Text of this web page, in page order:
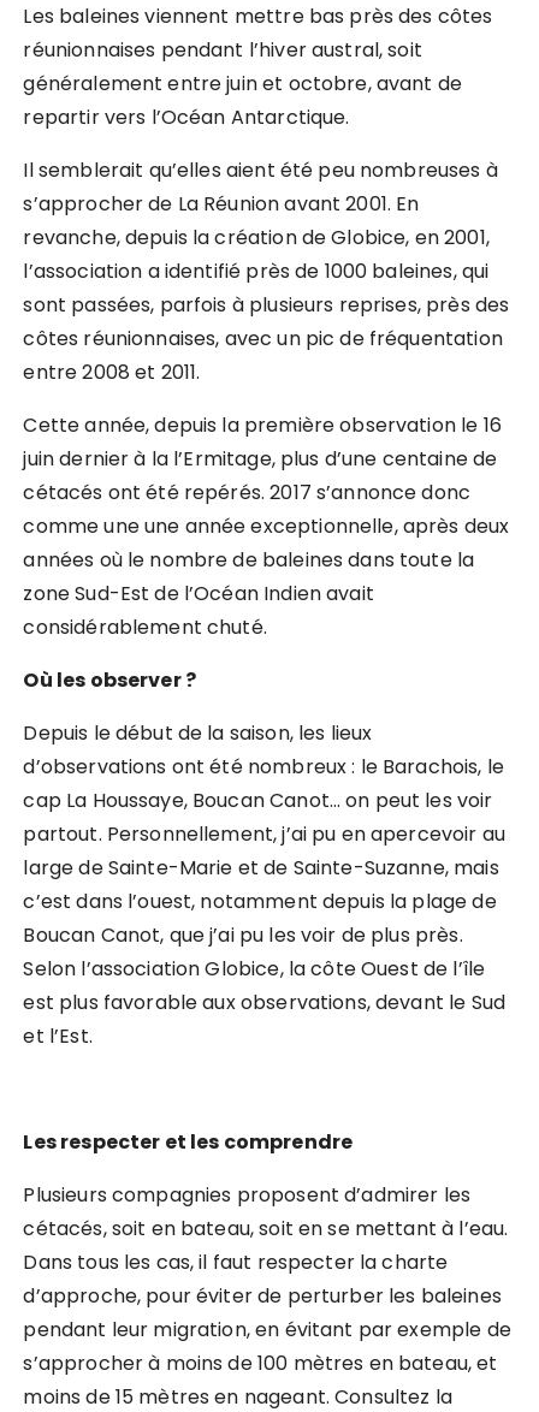
Les baleines viennent mettre bas près des côtes
réunionnaises pendant l’hiver austral, soit
généralement entre juin et octobre, avant de
repartir vers l’Océan Antarctique.
Il semblerait qu’elles aient été peu nombreuses à
s’approcher de La Réunion avant 2001. En
revanche, depuis la création de Globice, en 2001,
l’association a identifié près de 1000 baleines, qui
sont passées, parfois à plusieurs reprises, près des
côtes réunionnaises, avec un pic de fréquentation
entre 2008 et 2011.
Cette année, depuis la première observation le 16
juin dernier à la l’Ermitage, plus d’une centaine de
cétacés ont été repérés. 2017 s’annonce donc
comme une une année exceptionnelle, après deux
années où le nombre de baleines dans toute la
zone Sud-Est de l’Océan Indien avait
considérablement chuté.
Où les observer ?
Depuis le début de la saison, les lieux
d’observations ont été nombreux : le Barachois, le
cap La Houssaye, Boucan Canot… on peut les voir
partout. Personnellement, j’ai pu en apercevoir au
large de Sainte-Marie et de Sainte-Suzanne, mais
c’est dans l’ouest, notamment depuis la plage de
Boucan Canot, que j’ai pu les voir de plus près.
Selon l’association Globice, la côte Ouest de l’île
est plus favorable aux observations, devant le Sud
et l’Est.
Les respecter et les comprendre
Plusieurs compagnies proposent d’admirer les
cétacés, soit en bateau, soit en se mettant à l’eau.
Dans tous les cas, il faut respecter la charte
d’approche, pour éviter de perturber les baleines
pendant leur migration, en évitant par exemple de
s’approcher à moins de 100 mètres en bateau, et
moins de 15 mètres en nageant. Consultez la